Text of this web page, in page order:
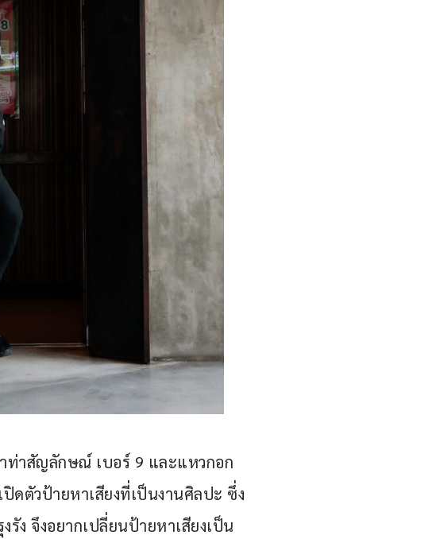
ท่าสัญลักษณ์ เบอร์ 9 และแหวกอก
ดตัวป้ายหาเสียงที่เป็นงานศิลปะ ซึ่ง
รัง จึงอยากเปลี่ยนป้ายหาเสียงเป็น